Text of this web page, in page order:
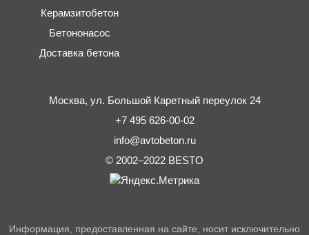
Керамзитобетон
Бетононасос
Доставка бетона
Москва, ул. Большой Каретный переулок 24
+7 495 626-00-02
info@avtobeton.ru
© 2002–2022 BESTO
Информация, предоставленная на сайте, носит исключительно